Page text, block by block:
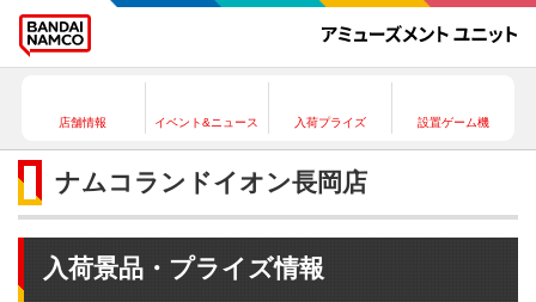
店舗情報 イベント&ニュース 入荷プライズ 設置ゲーム機
ナムコランドイオン長岡店
入荷景品・プライズ情報